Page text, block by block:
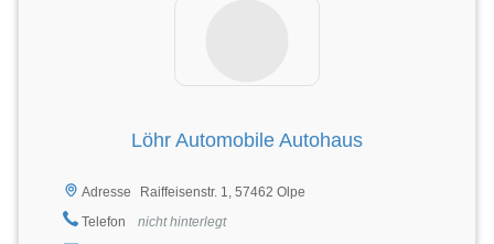
Löhr Automobile Autohaus
Adresse
Raiffeisenstr. 1, 57462 Olpe
Telefon
nicht hinterlegt